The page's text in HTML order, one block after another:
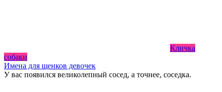
Кличка
собаки
Имена для щенков девочек
У вас появился великолепный сосед, а точнее, соседка.